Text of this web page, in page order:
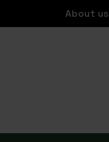
About us